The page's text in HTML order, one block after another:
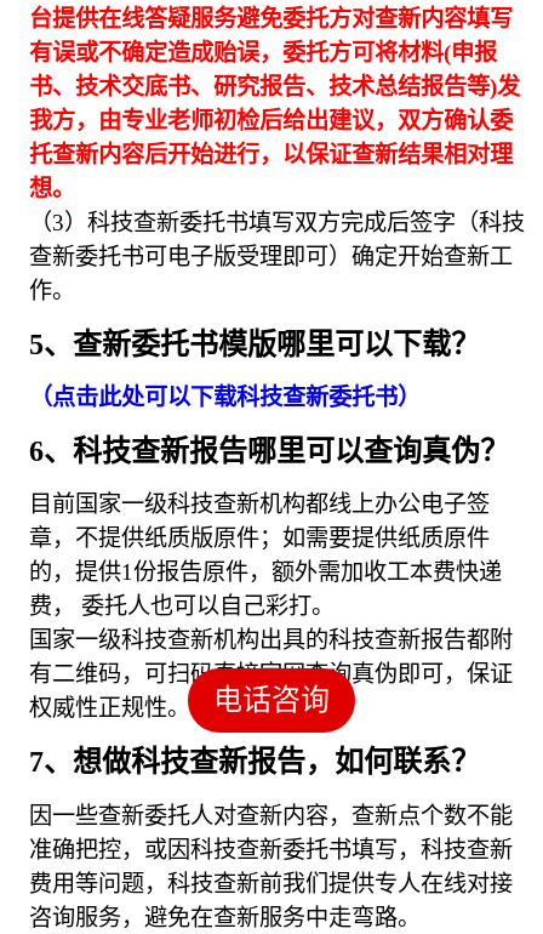
台提供在线答疑服务避免委托方对查新内容填写
有误或不确定造成贻误，委托方可将材料(申报
书、技术交底书、研究报告、技术总结报告等)发
我方，由专业老师初检后给出建议，双方确认委
托查新内容后开始进行，以保证查新结果相对理
想。
（3）科技查新委托书填写双方完成后签字（科技
查新委托书可电子版受理即可）确定开始查新工
作。
5、查新委托书模版哪里可以下载？
（点击此处可以下载科技查新委托书）
6、科技查新报告哪里可以查询真伪？
目前国家一级科技查新机构都线上办公电子签
章，不提供纸质版原件；如需要提供纸质原件
的，提供1份报告原件，额外需加收工本费快递
费， 委托人也可以自己彩打。
国家一级科技查新机构出具的科技查新报告都附
有二维码，可扫码直接官网查询真伪即可，保证
权威性正规性。
7、想做科技查新报告，如何联系？
因一些查新委托人对查新内容，查新点个数不能
准确把控，或因科技查新委托书填写，科技查新
费用等问题，科技查新前我们提供专人在线对接
咨询服务，避免在查新服务中走弯路。
电话咨询